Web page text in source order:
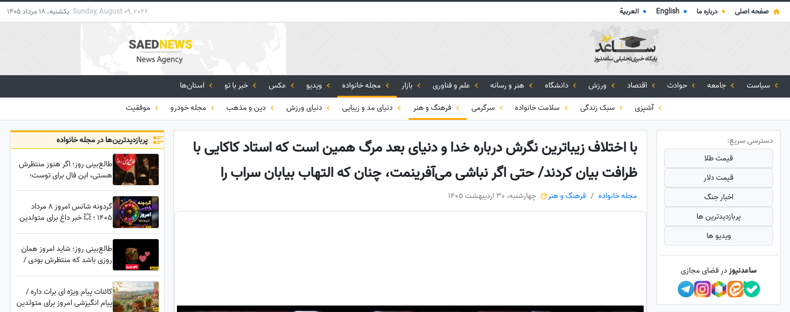
صفحه اصلی ● درباره ما ●
English
● العربية Sunday, August 09, 2026 یکشنبه، 18 مرداد 1405
سیاست جامعه حوادث اقتصاد ورزش دانشگاه هنر و رسانه علم و فناوری بازار مجله خانواده ویدیو عکس خبر با تو
استان‌ها
آشپزی
سبک زندگی سلامت خانواده سرگرمی فرهنگ و هنر دنیای مد و زیبایی دنیای ورزش دین و مذهب مجله خودرو موفقیت
با اختلاف زیباترین نگرش درباره خدا و دنیای بعد مرگ همین است که استاد کاکایی با
ظرافت بیان کردند/ حتی اگر نباشی می‌آفرینمت، چنان که التهاب بیابان سراب را
مجله خانواده فرهنگ و هنر چهارشنبه، 30 اردیبهشت 1405
پربازدید‌ترین‌ها در مجله خانواده
طالع‌بینی روز؛ اگر هنوز منتظرش
هستی، این فال برای توست؛
کرده
گردونه شانس امروز 8 مرداد
1405 ؛ 💥 خبر داغ برای متولدین
طالع‌بینی روز؛ شاید امروز همان
روزی باشد که منتظرش بودی /
کائنات پیام ویژه ای برات داره /
پیام انگیزشی امروز برای متولدین
دسترسی سریع:
قیمت طلا
قیمت دلار
اخبار جنگ
پربازدید‌ترین ها
ویدیو ها
ساعدنیوزدر فضای مجازی